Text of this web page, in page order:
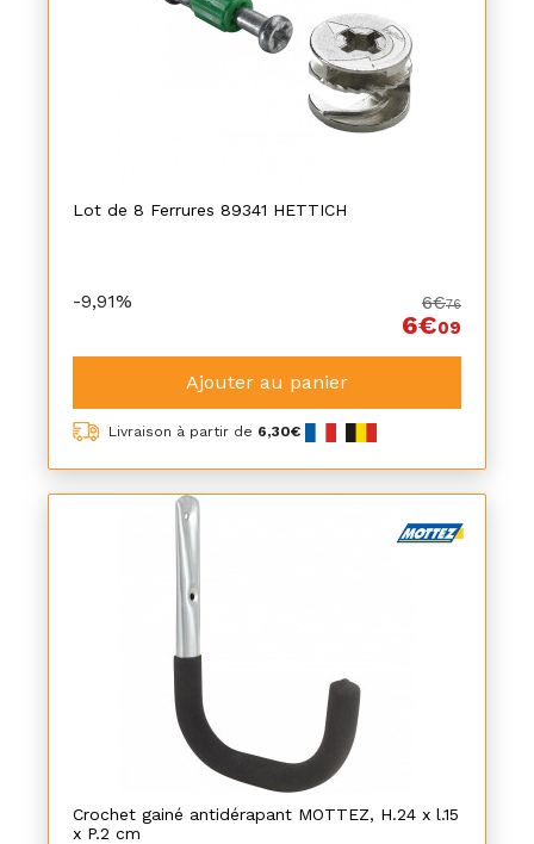
Lot de 8 Ferrures 89341 HETTICH
-9,91% 6€76
6€09
Ajouter au panier
Livraison à partir de 6,30€
Crochet gainé antidérapant MOTTEZ, H.24 x l.15
x P.2 cm